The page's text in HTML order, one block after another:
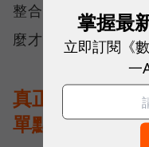
整合所累積的成果
麼才是真正的好網
真正的好網路
單點測速
掌握最
立即訂閱《
一